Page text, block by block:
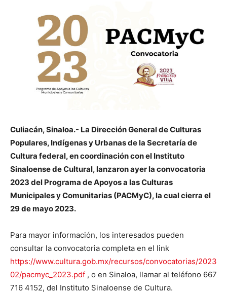
Culiacán, Sinaloa.- La Dirección General de Culturas
Populares, Indígenas y Urbanas de la Secretaría de
Cultura federal, en coordinación con el Instituto
Sinaloense de Cultural, lanzaron ayer la convocatoria
2023 del Programa de Apoyos a las Culturas
Municipales y Comunitarias (PACMyC), la cual cierra el
29 de mayo 2023.
Para mayor información, los interesados pueden
consultar la convocatoria completa en el link
https://www.cultura.gob.mx/recursos/convocatorias/2023
02/pacmyc_2023.pdf , o en Sinaloa, llamar al teléfono 667
716 4152, del Instituto Sinaloense de Cultura.